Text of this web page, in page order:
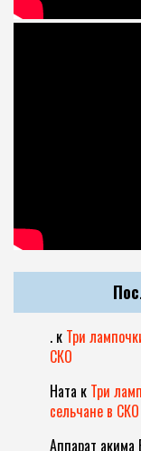
. к Три
СКО
Ната к Три
сельчане в СКО
Аппарат акима